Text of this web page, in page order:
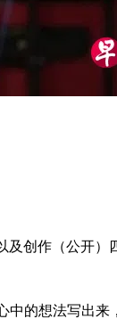
创作（公开）
的想法写出来